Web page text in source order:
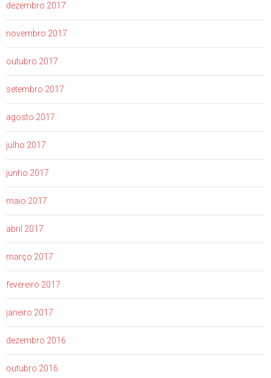
dezembro 2017
novembro 2017
outubro 2017
setembro 2017
agosto 2017
julho 2017
junho 2017
maio 2017
abril 2017
março 2017
fevereiro 2017
janeiro 2017
dezembro 2016
outubro 2016